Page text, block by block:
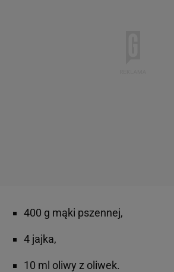
400 g mąki pszennej,
4 jajka,
10 ml oliwy z oliwek.